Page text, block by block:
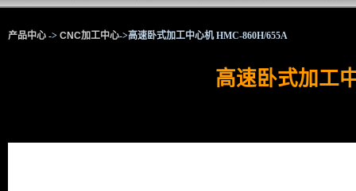
产品中心 -> CNC加工中心->高速卧式加工中心机 HMC-860H/655A
高速卧式加工